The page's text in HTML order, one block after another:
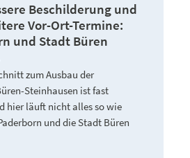
Beschilderung und
Vor-Ort-Termine:
und Stadt Büren
zum Ausbau der
Steinhausen ist fast
hier läuft nicht alles so wie
und die Stadt Büren